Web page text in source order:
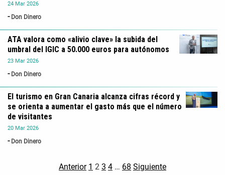
24 Mar 2026
Don Dinero
23 Mar 2026
Don Dinero
ATA valora como «alivio clave» la subida del
umbral del IGIC a 50.000 euros para autónomos
20 Mar 2026
Don Dinero
El turismo en Gran Canaria alcanza cifras récord y
se orienta a aumentar el gasto más que el número
de visitantes
Anterior 1 2 3 4 … 68 Siguiente